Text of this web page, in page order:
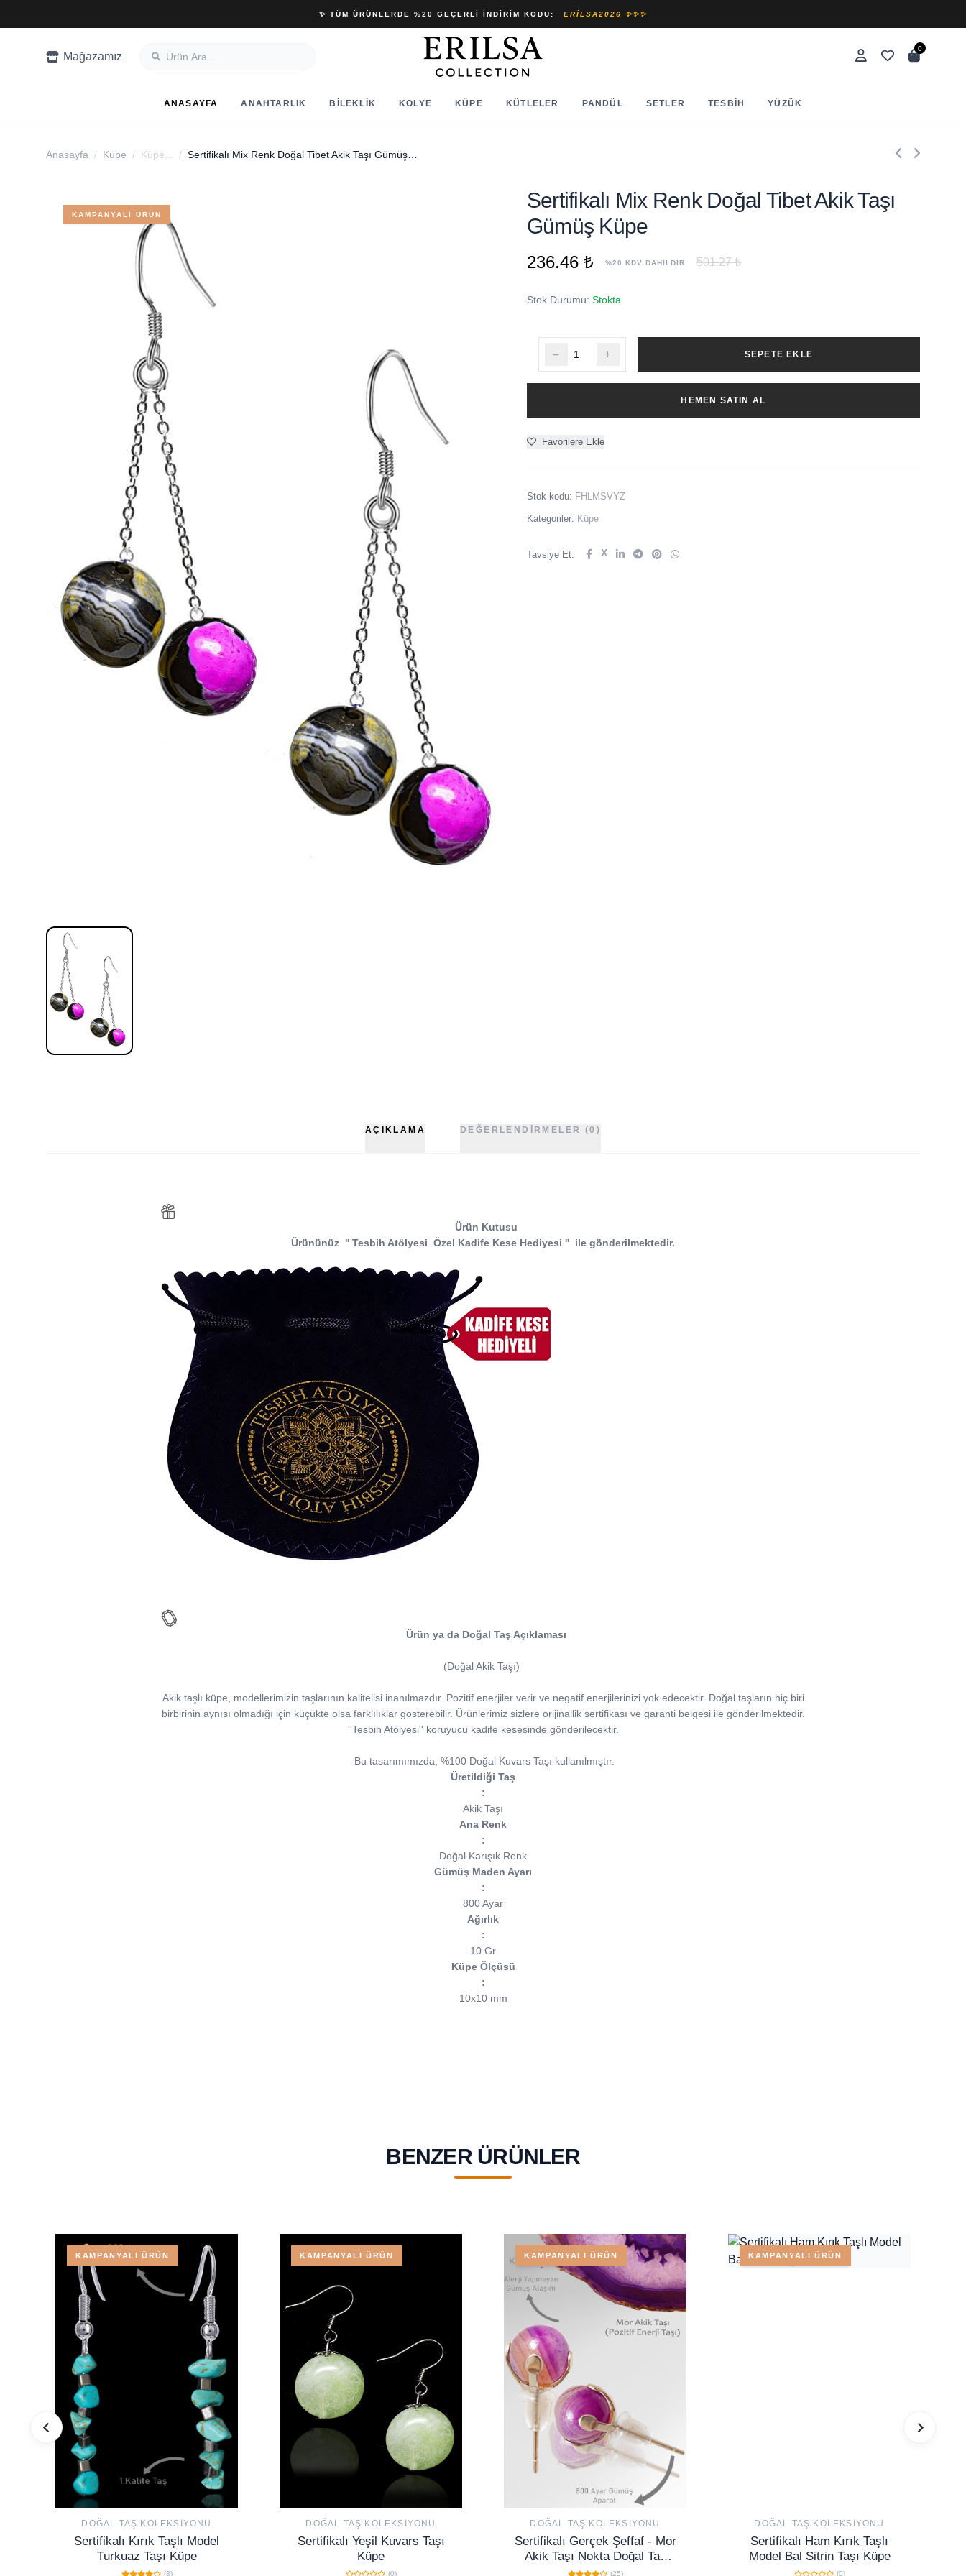
✨ TÜM ÜRÜNLERDE %20 GEÇERLI İNDIRIM KODU: ERILSA2026 ✨✨✨
Mağazamız
0
ANASAYFA ANAHTARLIK BILEKLIK KOLYE KÜPE KÜTLELER PANDÜL SETLER TESBIH YÜZÜK
Anasayfa / Küpe / Küpe... /
KAMPANYALI ÜRÜN
Sertifikalı Mix Renk Doğal Tibet Akik Taşı
Gümüş Küpe
236.46 ₺ %20 KDV DAHİLDİR 501.27 ₺
Stok Durumu: Stokta
SEPETE EKLE
HEMEN SATIN AL
Favorilere Ekle
Stok kodu: FHLMSVYZ
Kategoriler: Küpe
Tavsiye Et: X
AÇIKLAMA DEĞERLENDIRMELER (0)
Ürün Kutusu
Ürününüz '' Tesbih Atölyesi Özel Kadife Kese Hediyesi '' ile gönderilmektedir.
Ürün ya da Doğal Taş Açıklaması
(Doğal Akik Taşı)
Akik taşlı küpe, modellerimizin taşlarının kalitelisi inanılmazdır. Pozitif enerjiler verir ve negatif enerjilerinizi yok edecektir. Doğal taşların hiç biri
birbirinin aynısı olmadığı için küçükte olsa farklılıklar gösterebilir. Ürünlerimiz sizlere orijinallik sertifikası ve garanti belgesi ile gönderilmektedir.
''Tesbih Atölyesi'' koruyucu kadife kesesinde gönderilecektir.
Bu tasarımımızda; %100 Doğal Kuvars Taşı kullanılmıştır.
Üretildiği Taş
:
Akik Taşı
Ana Renk
:
Doğal Karışık Renk
Gümüş Maden Ayarı
:
800 Ayar
Ağırlık
:
10 Gr
Küpe Ölçüsü
:
10x10 mm
BENZER ÜRÜNLER
KAMPANYALI ÜRÜN
DOĞAL TAŞ KOLEKSIYONU
Sertifikalı Kırık Taşlı Model
Turkuaz Taşı Küpe
(8)
KAMPANYALI ÜRÜN
DOĞAL TAŞ KOLEKSIYONU
Sertifikalı Yeşil Kuvars Taşı
Küpe
(0)
KAMPANYALI ÜRÜN
DOĞAL TAŞ KOLEKSIYONU
Sertifikalı Gerçek Şeffaf - Mor
Akik Taşı Nokta Doğal Taş
Küpe (25)
KAMPANYALI ÜRÜN
DOĞAL TAŞ KOLEKSIYONU
Sertifikalı Ham Kırık Taşlı
Model Bal Sitrin Taşı Küpe
(0)